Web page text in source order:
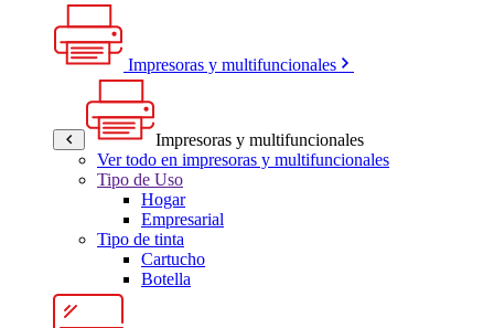
Impresoras y multifuncionales
Impresoras y multifuncionales
Ver todo en impresoras y multifuncionales
Tipo de Uso
Hogar
Empresarial
Tipo de tinta
Cartucho
Botella